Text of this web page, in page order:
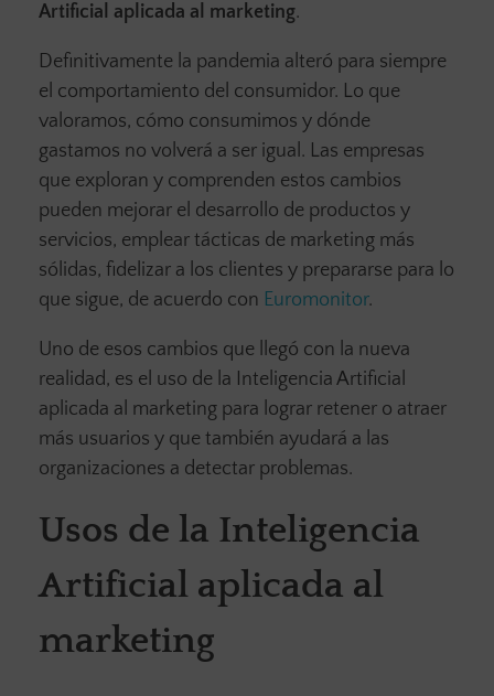
Artificial aplicada al marketing.
Definitivamente la pandemia alteró para siempre
el comportamiento del consumidor. Lo que
valoramos, cómo consumimos y dónde
gastamos no volverá a ser igual. Las empresas
que exploran y comprenden estos cambios
pueden mejorar el desarrollo de productos y
servicios, emplear tácticas de marketing más
sólidas, fidelizar a los clientes y prepararse para lo
que sigue, de acuerdo con Euromonitor.
Uno de esos cambios que llegó con la nueva
realidad, es el uso de la Inteligencia Artificial
aplicada al marketing para lograr retener o atraer
más usuarios y que también ayudará a las
organizaciones a detectar problemas.
Usos de la Inteligencia
Artificial aplicada al
marketing